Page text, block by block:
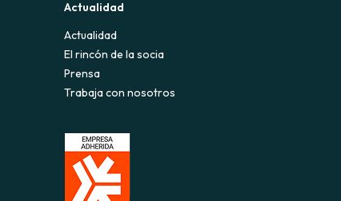
Actualidad
Actualidad
El rincón de la socia
Prensa
Trabaja con nosotros